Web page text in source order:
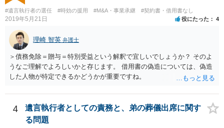
#遺言執行者の選任 #時効の援用 #M&A・事業承継 #契約書・借用書なし
2019年5月21日 役にたった 4
理崎 智英 弁護士
＞債務免除＝贈与＝特別受益という解釈で宜しいでしょうか？ そのよ
うなご理解でよろしいかと存じます。 借用書の偽造については、偽造
した人物が特定できるかどうかが重要ですね。
4
遺言執行者としての責務と、弟の葬儀出席に関す
る問題